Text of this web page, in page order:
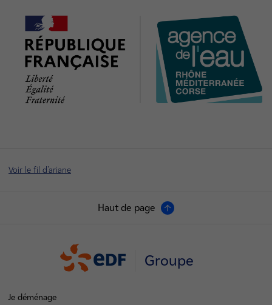
Voir le fil d'ariane
Haut de page
Groupe
Je déménage